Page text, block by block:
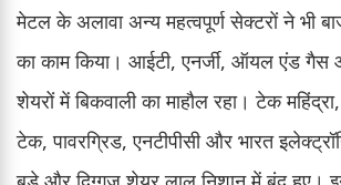
मेटल के अलावा अन्य महत्वपूर्ण सेक्टरों ने भी
का काम किया। आईटी, एनर्जी, ऑयल एंड गैस
शेयरों में बिकवाली का माहौल रहा। टेक
टेक, पावरग्रिड, एनटीपीसी और भारत